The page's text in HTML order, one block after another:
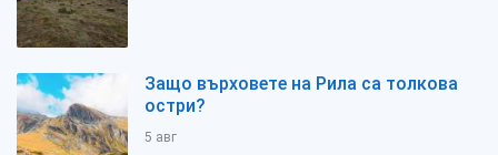
Защо върховете на Рила са толкова
остри?
5 авг